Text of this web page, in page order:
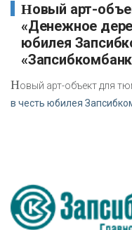
Новый арт-объект для тюменцев
«Денежное
юбилея
Новый арт-объект для
в честь юбилея